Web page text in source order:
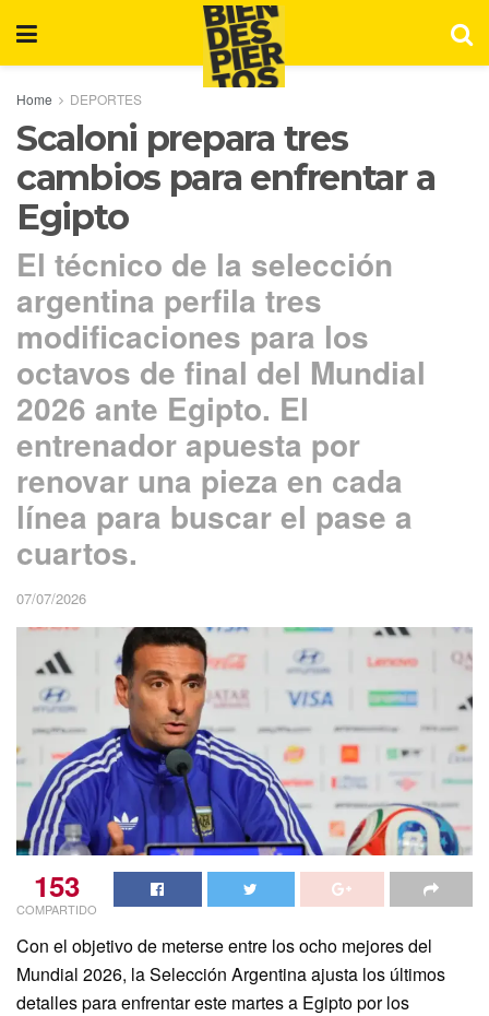
Home DEPORTES
Scaloni prepara tres
cambios para enfrentar a
Egipto
El técnico de la selección
argentina perfila tres
modificaciones para los
octavos de final del Mundial
2026 ante Egipto. El
entrenador apuesta por
renovar una pieza en cada
línea para buscar el pase a
cuartos.
07/07/2026
153
COMPARTIDO
Con el objetivo de meterse entre los ocho mejores del
Mundial 2026, la Selección Argentina ajusta los últimos
detalles para enfrentar este martes a Egipto por los